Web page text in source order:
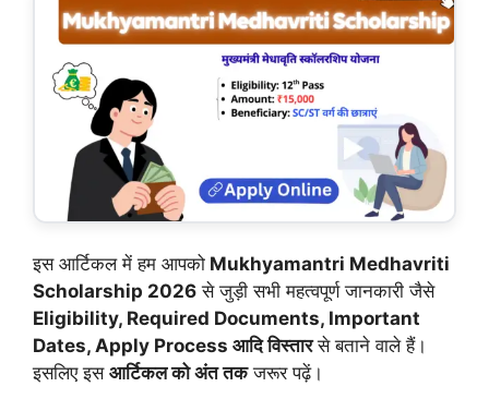
इस आर्टिकल में हम आपको Mukhyamantri Medhavriti
Scholarship 2026 से जुड़ी सभी महत्वपूर्ण जानकारी जैसे
Eligibility, Required Documents, Important
Dates, Apply Process आदि विस्तारसे बताने वाले हैं।
इसलिए इस आर्टिकल को अंत तकजरूर पढ़ें।